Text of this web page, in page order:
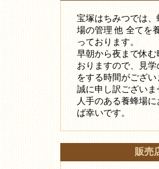
宝塚はちみつでは
場の管理 他 全てを
っております。
早朝から夜まで休む
おりますので、見
をする時間がござい
誠に申し訳ござい
人手のある養蜂場
ば幸いです。
販売